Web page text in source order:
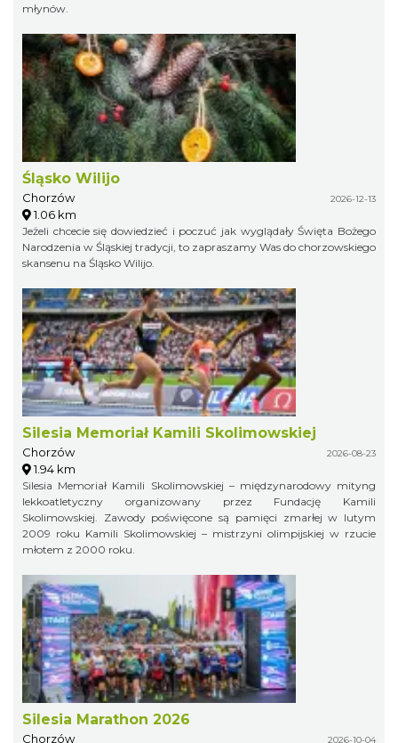
młynów.
Śląsko Wilijo
Chorzów 2026-12-13
1.06 km
Jeżeli chcecie się dowiedzieć i poczuć jak wyglądały Święta Bożego
Narodzenia w Śląskiej tradycji, to zapraszamy Was do chorzowskiego
skansenu na Śląsko Wilijo.
Silesia Memoriał Kamili Skolimowskiej
Chorzów 2026-08-23
1.94 km
Silesia Memoriał Kamili Skolimowskiej – międzynarodowy mityng
lekkoatletyczny organizowany przez Fundację Kamili
Skolimowskiej. Zawody poświęcone są pamięci zmarłej w lutym
2009 roku Kamili Skolimowskiej – mistrzyni olimpijskiej w rzucie
młotem z 2000 roku.
Silesia Marathon 2026
Chorzów 2026-10-04